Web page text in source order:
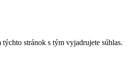
stránok s tým vyjadrujete súhlas.